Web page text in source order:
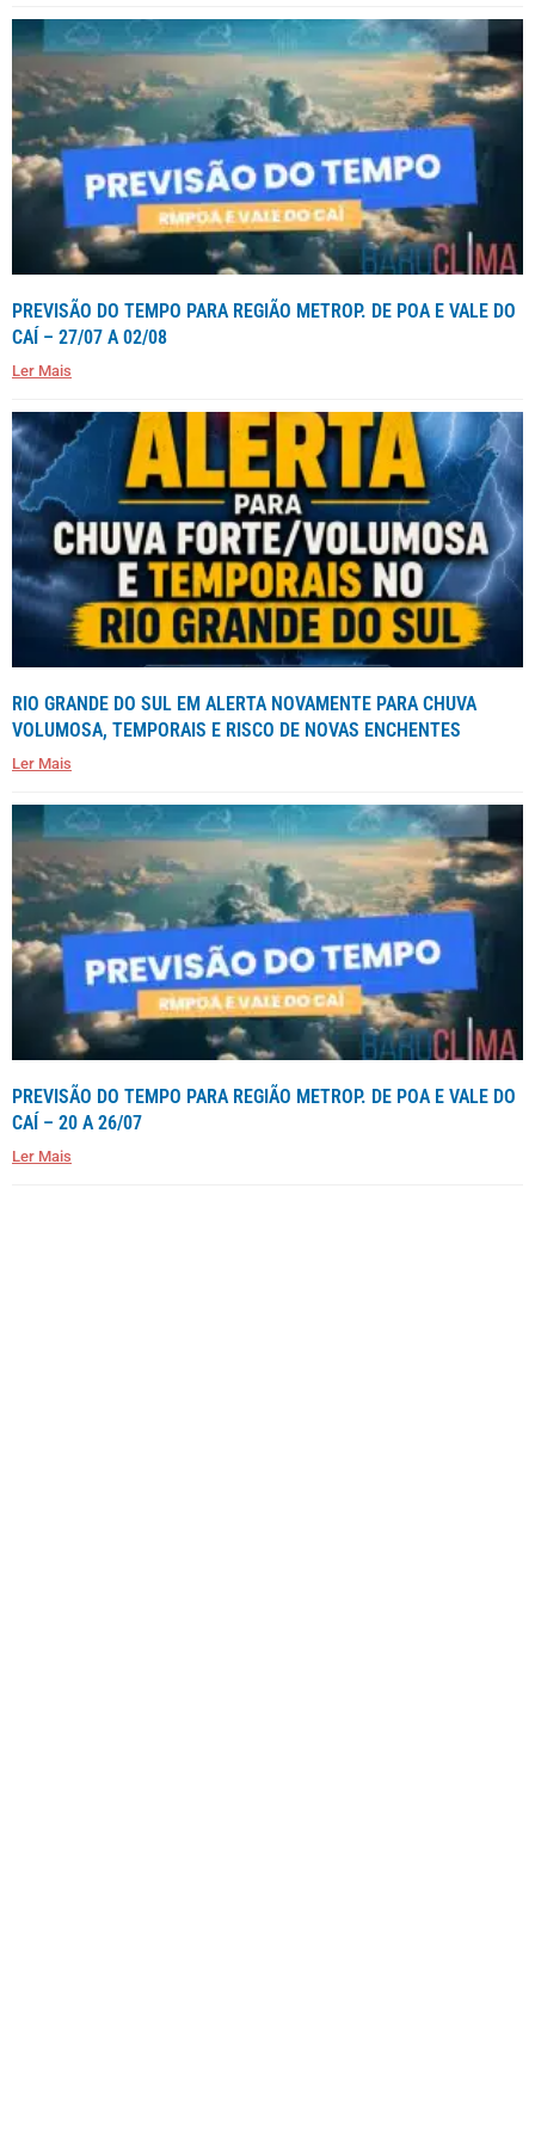
PREVISÃO DO TEMPO PARA REGIÃO METROP. DE POA E VALE DO
CAÍ – 27/07 A 02/08
Ler Mais
RIO GRANDE DO SUL EM ALERTA NOVAMENTE PARA CHUVA
VOLUMOSA, TEMPORAIS E RISCO DE NOVAS ENCHENTES
Ler Mais
PREVISÃO DO TEMPO PARA REGIÃO METROP. DE POA E VALE DO
CAÍ – 20 A 26/07
Ler Mais